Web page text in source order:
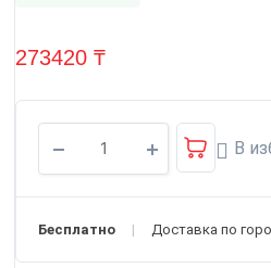
273420 ₸
В
Бесплатно Доставка по